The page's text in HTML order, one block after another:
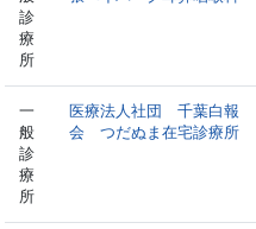
診
療
所
一
般
診
療
所
医療法人社団 千葉白報
会 つだぬま在宅診療所